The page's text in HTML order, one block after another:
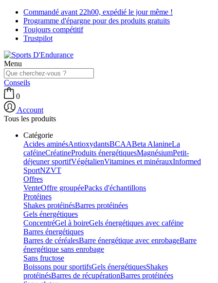
Commandé avant 22h00, expédié le jour même !
Programme d'épargne pour des produits gratuits
Toujours compétitif
Trustpilot
Menu
Conseils
0
Account
Tous les produits
Catégorie
Acides aminésAntioxydantsBCAABeta AlanineLa
caféineCréatineProduits énergétiquesMagnésiumPetit-
déjeuner sportifVégétalienVitamines et minérauxInformed
SportNZVT
Offres
VenteOffre groupéePacks d'échantillons
Protéines
Shakes protéinésBarres protéinées
Gels énergétiques
ConcentréGel à boireGels énergétiques avec caféine
Barres énergétiques
Barres de céréalesBarre énergétique avec enrobageBarre
énergétique sans enrobage
Sans fructose
Boissons pour sportifsGels énergétiquesShakes
protéinésBarres de récupérationBarres protéinées